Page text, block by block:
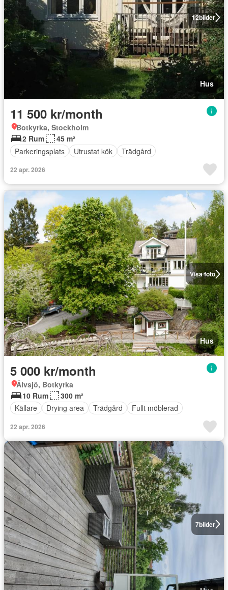
12bilder
Hus
11 500 kr/month
Botkyrka, Stockholm
2 Rum
45 m²
Parkeringsplats
Utrustat kök Trädgård
22 apr. 2026
Visa foto
Hus
5 000 kr/month
Älvsjö, Botkyrka
10 Rum
300 m²
Källare
Drying area Trädgård Fullt möblerad
22 apr. 2026
7bilder